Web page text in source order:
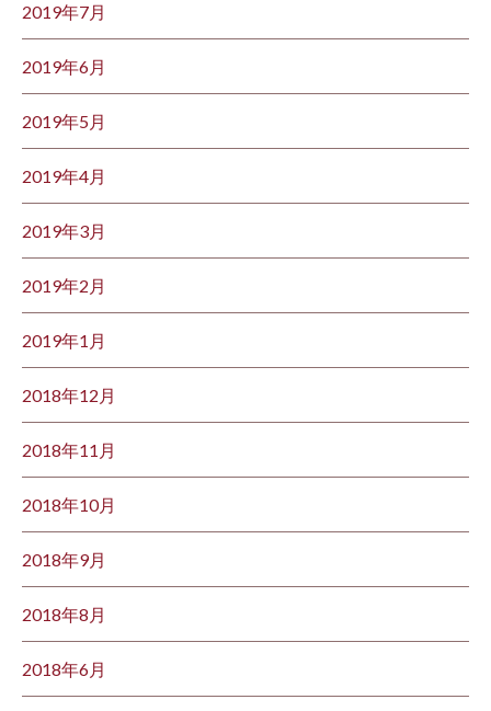
2019年7月
2019年6月
2019年5月
2019年4月
2019年3月
2019年2月
2019年1月
2018年12月
2018年11月
2018年10月
2018年9月
2018年8月
2018年6月